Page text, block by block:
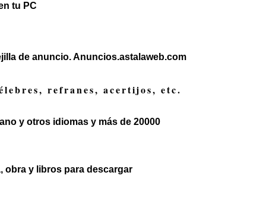
tu PC
de anuncio. Anuncios.astalaweb.com
refranes, acertijos, etc.
y otros idiomas y más de 20000
obra y libros para descargar